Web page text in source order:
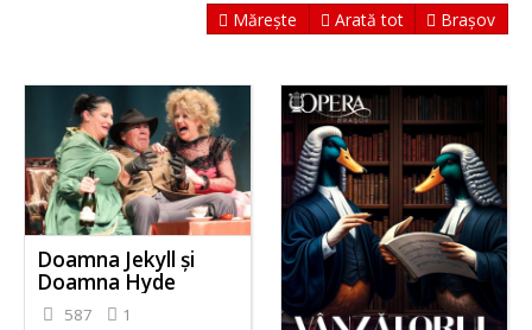
Mărește Arată tot Brașov
Doamna Jekyll și
Doamna Hyde
587 1